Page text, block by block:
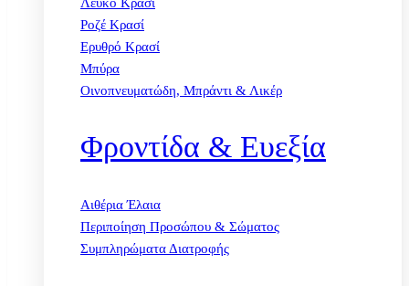
Ροζέ Κρασί
Ερυθρό Κρασί
Μπύρα
Οινοπνευματώδη, Μπράντι & Λικέρ
Φροντίδα & Ευεξία
Αιθέρια Έλαια
Περιποίηση Προσώπου & Σώματος
Συμπληρώματα Διατροφής